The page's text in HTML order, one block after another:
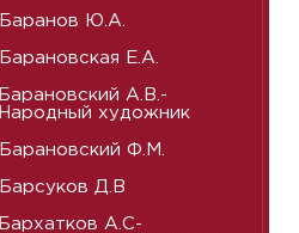
Баранов Ю.А.
Барановская Е.А.
Барановский А.В.-
Народный художник
Барановский Ф.М.
Барсуков Д.В
Бархатков А.С-